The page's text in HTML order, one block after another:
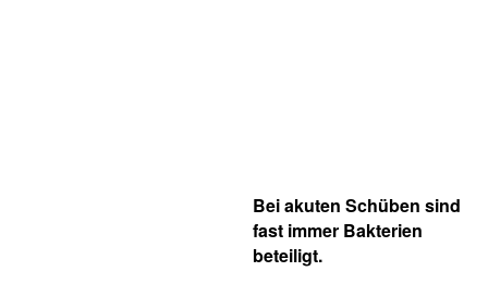
Bei akuten Schüben sind
fast immer Bakterien
beteiligt.